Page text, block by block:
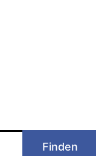
Finden